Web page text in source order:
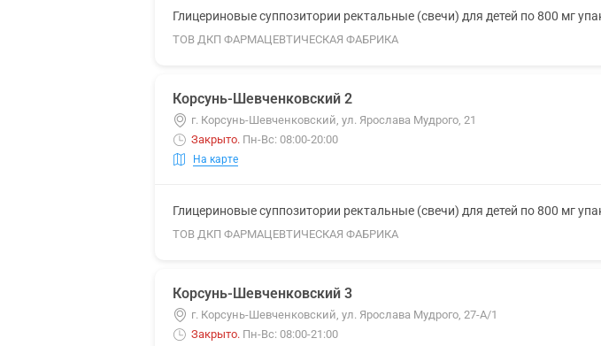
Глицериновые суппозитории ректальные (свечи) для детей по 800 мг
ТОВ ДКП ФАРМАЦЕВТИЧЕСКАЯ ФАБРИКА
Корсунь-Шевченковский 2
г. Корсунь-Шевченковский, ул. Ярослава Мудрого, 21
Закрыто. Пн-Вс: 08:00-20:00
На карте
Глицериновые суппозитории ректальные (свечи) для детей по 800 мг
ТОВ ДКП ФАРМАЦЕВТИЧЕСКАЯ ФАБРИКА
Корсунь-Шевченковский 3
г. Корсунь-Шевченковский, ул. Ярослава Мудрого, 27-А/1
Закрыто. Пн-Вс: 08:00-21:00